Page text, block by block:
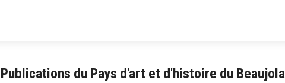
Publications du Pays d'art et d'histoire du